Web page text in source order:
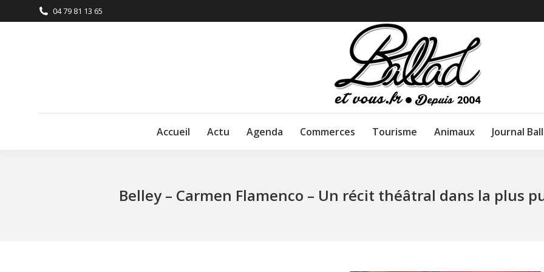
04 79 81 13 65
Accueil Actu Agenda Commerces Tourisme Animaux Journal
Belley – Carmen Flamenco – Un récit théâtral dans la plus